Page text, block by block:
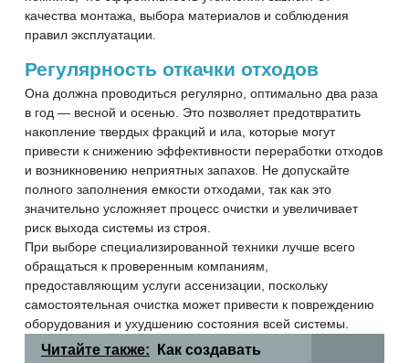
качества монтажа, выбора материалов и соблюдения
правил эксплуатации.
Регулярность откачки отходов
Она должна проводиться регулярно, оптимально два раза
в год — весной и осенью. Это позволяет предотвратить
накопление твердых фракций и ила, которые могут
привести к снижению эффективности переработки отходов
и возникновению неприятных запахов. Не допускайте
полного заполнения емкости отходами, так как это
значительно усложняет процесс очистки и увеличивает
риск выхода системы из строя.
При выборе специализированной техники лучше всего
обращаться к проверенным компаниям,
предоставляющим услуги ассенизации, поскольку
самостоятельная очистка может привести к повреждению
оборудования и ухудшению состояния всей системы.
Читайте также:
Как создавать